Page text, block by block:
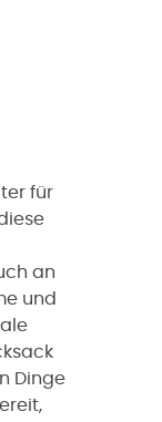
für
an
und
Dinge